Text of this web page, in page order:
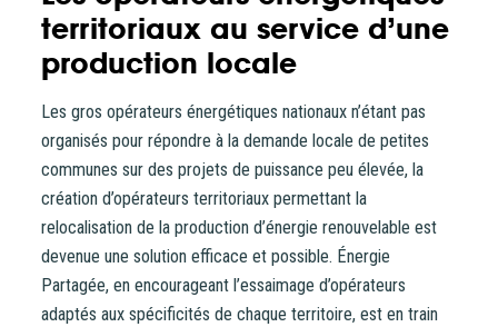
territoriaux au service d’une
production locale
Les gros opérateurs énergétiques nationaux n’étant pas
organisés pour répondre à la demande locale de petites
communes sur des projets de puissance peu élevée, la
création d’opérateurs territoriaux permettant la
relocalisation de la production d’énergie renouvelable est
devenue une solution efficace et possible. Énergie
Partagée, en encourageant l’essaimage d’opérateurs
adaptés aux spécificités de chaque territoire, est en train